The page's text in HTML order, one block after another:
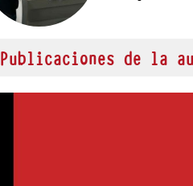
Publicaciones de la